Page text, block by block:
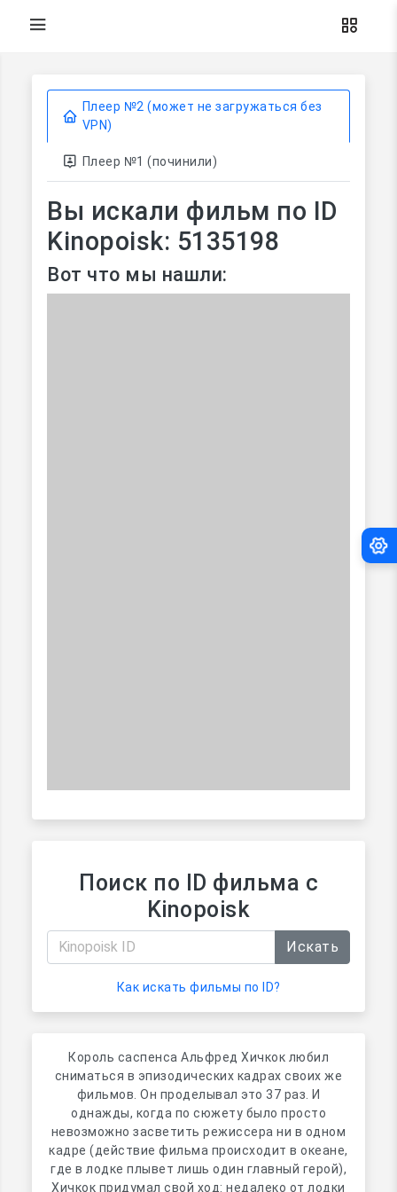
Плеер №2 (может не загружаться без
VPN)
Плеер №1 (починили)
Вы искали фильм по ID
Kinopoisk: 5135198
Вот что мы нашли:
Поиск по ID фильма с
Kinopoisk
Искать
Как искать фильмы по ID?
Король саспенса Альфред Хичкок любил
сниматься в эпизодических кадрах своих же
фильмов. Он проделывал это 37 раз. И
однажды, когда по сюжету было просто
невозможно засветить режиссера ни в одном
кадре (действие фильма происходит в океане,
где в лодке плывет лишь один главный герой),
Хичкок придумал свой ход: недалеко от лодки